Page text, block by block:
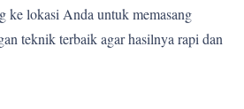
ke lokasi Anda untuk memasang
teknik terbaik agar hasilnya rapi dan